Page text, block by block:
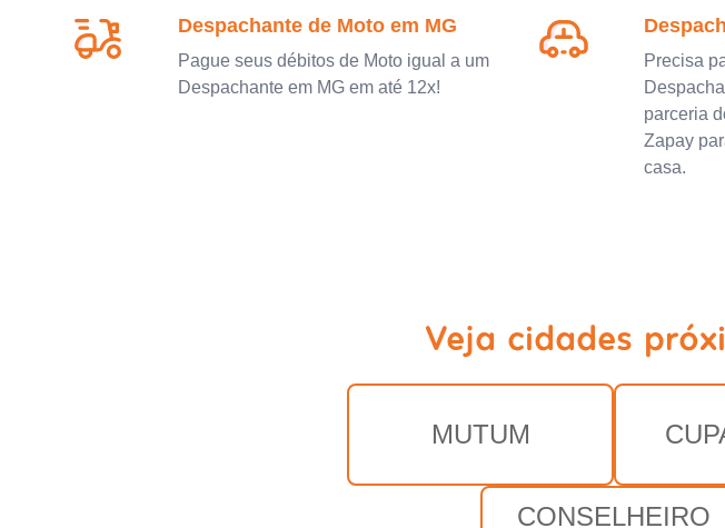
Despachante de Moto em MG
Pague seus débitos de Moto igual a um
Despachante em MG em até 12x!
Precisa
parceria
Zapay
casa.
Veja cidades
MUTUM
CONSELHEIRO